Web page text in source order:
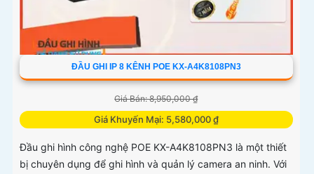
ĐẦU GHI IP 8 KÊNH POE KX-A4K8108PN3
Giá Bán: 8,950,000 ₫
Giá Khuyến Mại: 5,580,000 ₫
Đầu ghi hình công nghệ POE KX-A4K8108PN3 là một thiết
bị chuyên dụng để ghi hình và quản lý camera an ninh. Với